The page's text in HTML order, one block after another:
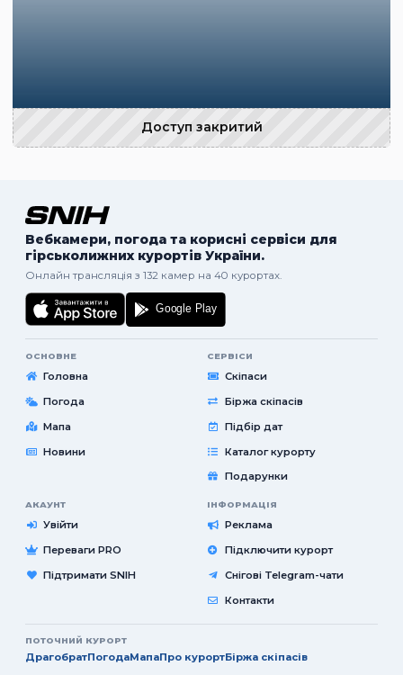
Доступ закритий
Вебкамери, погода та корисні сервіси для
гірськолижних курортів України.
Онлайн трансляція з 132 камер на 40 курортах.
ОСНОВНЕ
Головна
Погода
Мапа
Новини
СЕРВІСИ
Скіпаси
Біржа скіпасів
Підбір дат
Каталог курорту
Подарунки
АКАУНТ
Увійти
Переваги PRO
Підтримати SNIH
ІНФОРМАЦІЯ
Реклама
Підключити курорт
Снігові Telegram-чати
Контакти
ПОТОЧНИЙ КУРОРТ
ДрагобратПогодаМапаПро курортБіржа скіпасів